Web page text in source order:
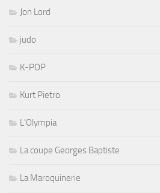
Jon Lord
judo
K-POP
Kurt Pietro
L'Olympia
La coupe Georges Baptiste
La Maroquinerie